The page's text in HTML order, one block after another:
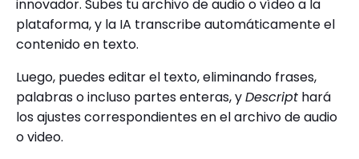
innovador. Subes tu archivo de audio o vídeo a la
plataforma, y la IA transcribe automáticamente el
contenido en texto.
Luego, puedes editar el texto, eliminando frases,
palabras o incluso partes enteras, yDescript hará
los ajustes correspondientes en el archivo de audio
o video.